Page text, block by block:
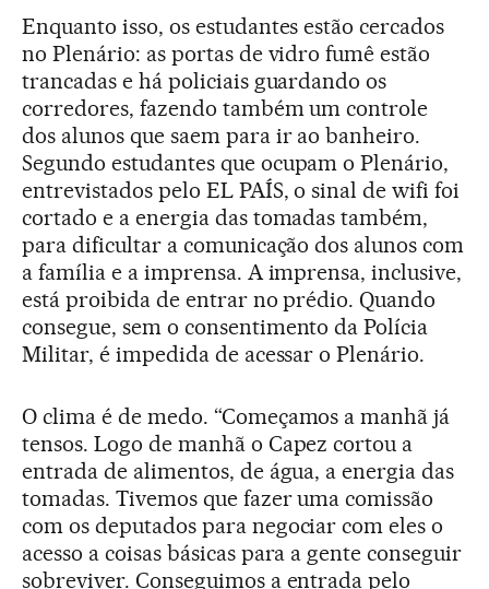
Enquanto isso, os estudantes estão cercados
no Plenário: as portas de vidro fumê estão
trancadas e há policiais guardando os
corredores, fazendo também um controle
dos alunos que saem para ir ao banheiro.
Segundo estudantes que ocupam o Plenário,
entrevistados pelo EL PAÍS, o sinal de wifi foi
cortado e a energia das tomadas também,
para dificultar a comunicação dos alunos com
a família e a imprensa. A imprensa, inclusive,
está proibida de entrar no prédio. Quando
consegue, sem o consentimento da Polícia
Militar, é impedida de acessar o Plenário.
O clima é de medo. “Começamos a manhã já
tensos. Logo de manhã o Capez cortou a
entrada de alimentos, de água, a energia das
tomadas. Tivemos que fazer uma comissão
com os deputados para negociar com eles o
acesso a coisas básicas para a gente conseguir
sobreviver. Conseguimos a entrada pelo